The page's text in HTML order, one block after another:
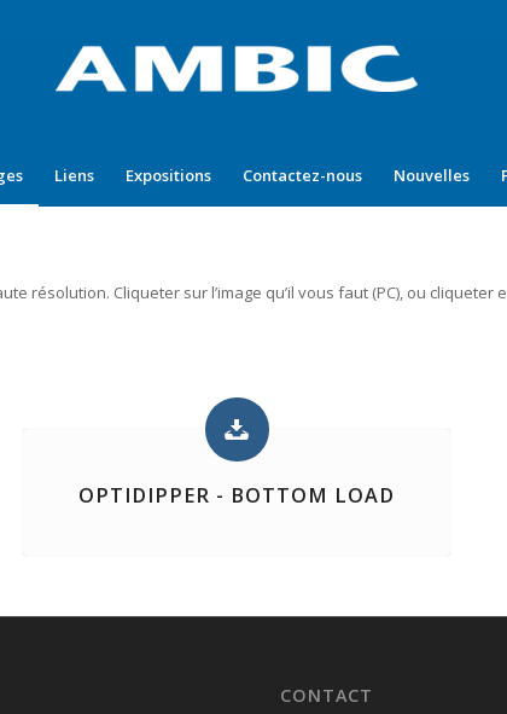
Liens Expositions Contactez-nous Nouvelles
résolution. Cliqueter sur l’image qu’il vous faut (PC), ou cliqueter
OPTIDIPPER - BOTTOM LOAD
CONTACT